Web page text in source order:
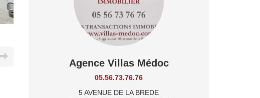
Agence Villas Médoc
05.56.73.76.76
5 AVENUE DE LA BREDE